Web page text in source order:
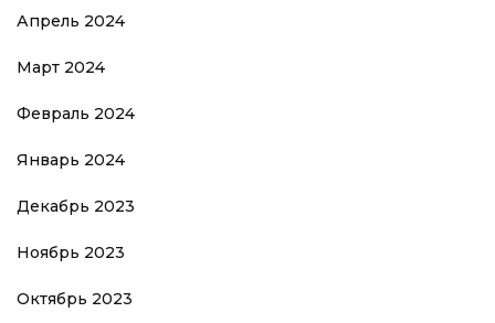
Апрель 2024
Март 2024
Февраль 2024
Январь 2024
Декабрь 2023
Ноябрь 2023
Октябрь 2023